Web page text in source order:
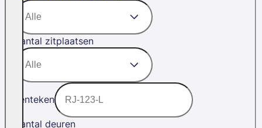
Aantal zitplaatsen
Kenteken
Aantal deuren